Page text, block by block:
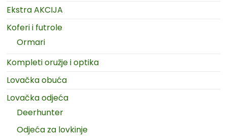
Ekstra AKCIJA
Koferi i futrole
Ormari
Kompleti oružje i optika
Lovačka obuća
Lovačka odjeća
Deerhunter
Odjeća za lovkinje